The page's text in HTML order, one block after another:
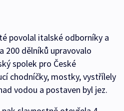
povolal italské odborníky a
200 dělníků upravovalo
spolek pro České
chodníčky, mostky, vystřílely
vodou a postaven byl jez.